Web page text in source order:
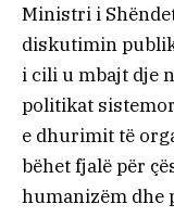
Ministri i
diskutimin
i cili u mbajt dje
politikat
e dhurimit të
bëhet fjalë për
humanizëm dhe